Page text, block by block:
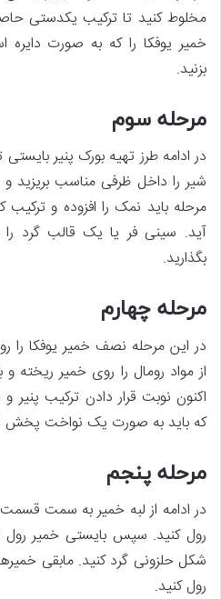
مخلوط کنید تا ترکیب یکدستی
خمیر یوفکا را که به صورت
بزنید.
مرحله سوم
در ادامه طرز تهیه بورک پنیر
شیر را داخل ظرفی مناسب بریزید
مرحله باید نمک را افزوده‌ و
آید. سینی فر یا یک قالب گرد
بگذارید.
مرحله چهارم
در این مرحله نصف خمیر یوفکا را
از مواد رومال را روی خمیر
اکنون نوبت قرار دادن ترکیب
که باید به صورت یک نواخت پخش
مرحله پنجم
در ادامه از لبه خمیر به سمت
رول کنید. سپس بایستی خمیر
شکل حلزونی گرد کنید. مابقی
رول کنید.